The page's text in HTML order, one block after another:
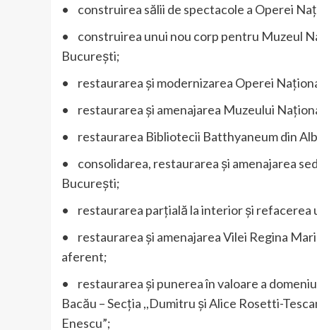
• construirea sălii de spectacole a Operei
• construirea unui nou corp pentru Muzeul
București;
• restaurarea și modernizarea Operei
• restaurarea și amenajarea Muzeului
• restaurarea Bibliotecii Batthyaneum din
• consolidarea, restaurarea și amenajarea
București;
• restaurarea parțială la interior și refacerea
• restaurarea și amenajarea Vilei Regina
aferent;
• restaurarea și punerea în valoare a
Bacău – Secția ,,Dumitru și Alice Rosetti-
Enescu”;